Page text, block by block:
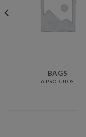
BAGS
6 PRODUTOS